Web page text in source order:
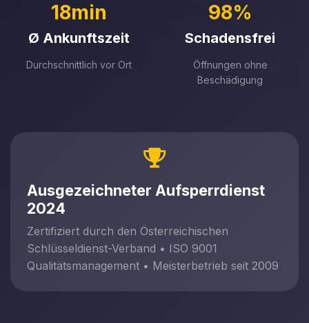
18min
Ø Ankunftszeit
Durchschnittlich vor Ort
98%
Schadensfrei
Öffnungen ohne
Beschädigung
Ausgezeichneter Aufsperrdienst
2024
Zertifiziert durch den Österreichischen
Schlüsseldienst-Verband • ISO 9001
Qualitätsmanagement • Meisterbetrieb seit 2009